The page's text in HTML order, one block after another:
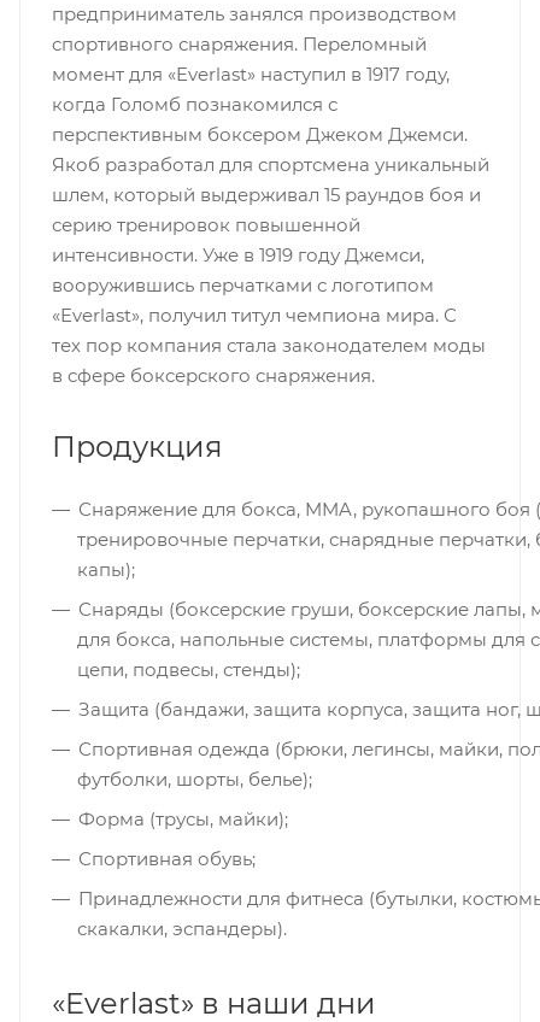
предприниматель занялся производством
спортивного снаряжения. Переломный
момент для «Everlast» наступил в 1917 году,
когда Голомб познакомился с
перспективным боксером Джеком Джемси.
Якоб разработал для спортсмена уникальный
шлем, который выдерживал 15 раундов боя и
серию тренировок повышенной
интенсивности. Уже в 1919 году Джемси,
вооружившись перчатками с логотипом
«Everlast», получил титул чемпиона мира. С
тех пор компания стала законодателем моды
в сфере боксерского снаряжения.
Продукция
Снаряжение для бокса, MMA, рукопашного боя
тренировочные перчатки, снарядные перчатки,
капы);
Снаряды (боксерские груши, боксерские
для бокса, напольные системы, платформы для
цепи, подвесы, стенды);
Защита (бандажи, защита корпуса, защита ног,
Спортивная одежда (брюки, легинсы, майки,
футболки, шорты, белье);
Форма (трусы, майки);
Спортивная обувь;
Принадлежности для фитнеса (бутылки,
скакалки, эспандеры).
«Everlast» в наши дни